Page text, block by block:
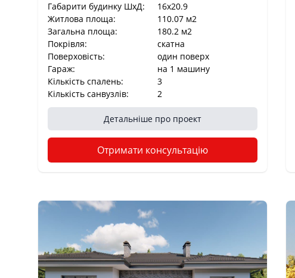
Габарити будинку ШхД:
16x20.9
Житлова площа:
110.07 м2
Загальна площа:
180.2 м2
Покрівля:
скатна
Поверховість:
один поверх
Гараж:
на 1 машину
Кількість спалень:
3
Кількість санвузлів:
2
Детальніше про проект
Отримати консультацію